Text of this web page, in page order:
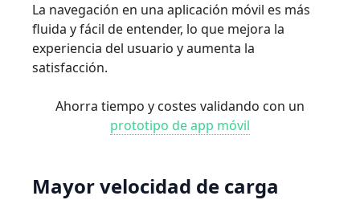
La navegación en una aplicación móvil es más
ﬂuida y fácil de entender, lo que mejora la
experiencia del usuario y aumenta la
satisfacción.
Ahorra tiempo y costes validando con un
prototipo de app móvil
Mayorvelocidad de carga